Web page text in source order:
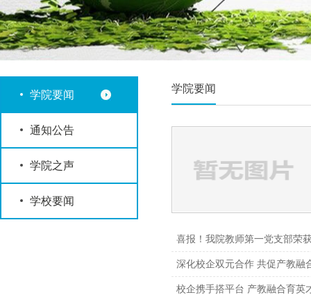
学院要闻
通知公告
学院之声
学校要闻
学院要闻
喜报！我院教师第一党支部荣
深化校企双元合作 共促产教融
校企携手搭平台 产教融合育英